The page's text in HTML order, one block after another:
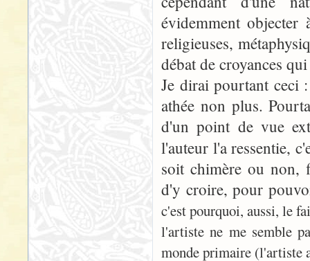
évidemment objecter
religieuses,
débat de croyances
Je dirai pourtant ceci
athée non plus.
d'un point de vue
l'auteur l'a ressentie,
soit chimère ou non,
d'y croire, pour
c'est pourquoi, aussi, le
l'artiste ne me semble
monde primaire (l'artiste